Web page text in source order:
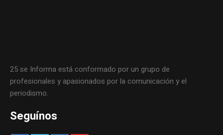
25 se Informa está conformado por un grupo de
profesionales y apasionados por la comunicación y el
periodismo.
Seguínos